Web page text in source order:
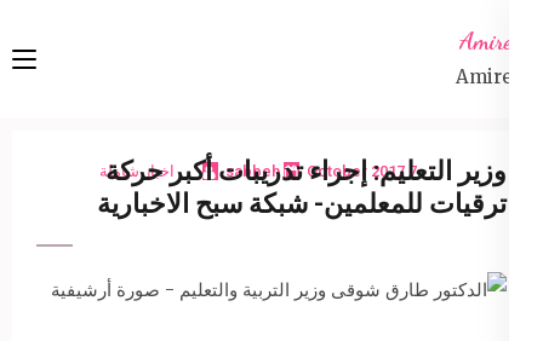
content
Amireta
Amireta
7 October 2017
sabbeh اخبار شاملة
وزير التعليم: إجراء تدريبات أكبر حركة
ترقيات للمعلمين- شبكة سبح الاخبارية